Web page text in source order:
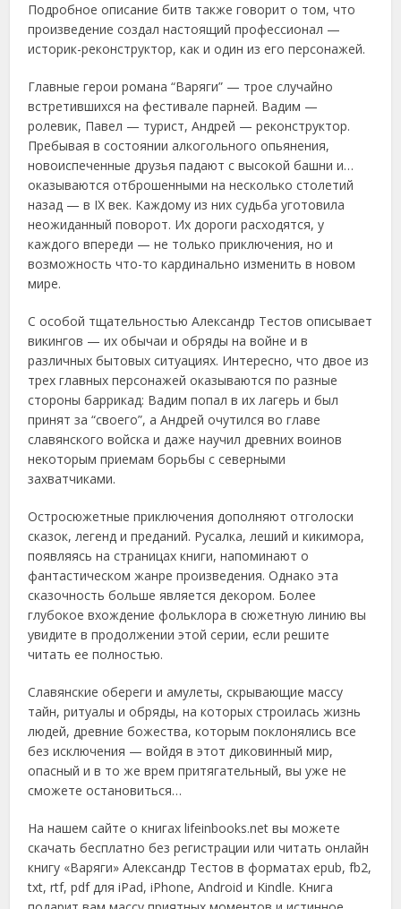
Подробное описание битв также говорит о том, что
произведение создал настоящий профессионал —
историк-реконструктор, как и один из его персонажей.
Главные герои романа “Варяги” — трое случайно
встретившихся на фестивале парней. Вадим —
ролевик, Павел — турист, Андрей — реконструктор.
Пребывая в состоянии алкогольного опьянения,
новоиспеченные друзья падают с высокой башни и…
оказываются отброшенными на несколько столетий
назад — в IX век. Каждому из них судьба уготовила
неожиданный поворот. Их дороги расходятся, у
каждого впереди — не только приключения, но и
возможность что-то кардинально изменить в новом
мире.
С особой тщательностью Александр Тестов описывает
викингов — их обычаи и обряды на войне и в
различных бытовых ситуациях. Интересно, что двое из
трех главных персонажей оказываются по разные
стороны баррикад: Вадим попал в их лагерь и был
принят за “своего”, а Андрей очутился во главе
славянского войска и даже научил древних воинов
некоторым приемам борьбы с северными
захватчиками.
Остросюжетные приключения дополняют отголоски
сказок, легенд и преданий. Русалка, леший и кикимора,
появляясь на страницах книги, напоминают о
фантастическом жанре произведения. Однако эта
сказочность больше является декором. Более
глубокое вхождение фольклора в сюжетную линию вы
увидите в продолжении этой серии, если решите
читать ее полностью.
Славянские обереги и амулеты, скрывающие массу
тайн, ритуалы и обряды, на которых строилась жизнь
людей, древние божества, которым поклонялись все
без исключения — войдя в этот диковинный мир,
опасный и в то же врем притягательный, вы уже не
сможете остановиться…
На нашем сайте о книгах lifeinbooks.net вы можете
скачать бесплатно без регистрации или читать онлайн
книгу «Варяги» Александр Тестов в форматах epub, fb2,
txt, rtf, pdf для iPad, iPhone, Android и Kindle. Книга